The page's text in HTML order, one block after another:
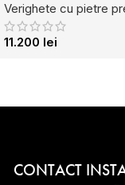
Verighete cu pietre
11.200 lei
CONTACT